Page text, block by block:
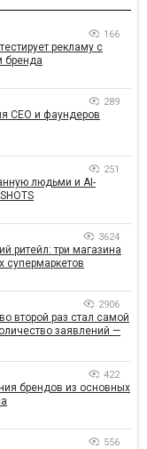
166
рекламу с
бренда
289
CEO и фаундеров
251
людьми и AI-
3624
ритейл: три магазина
супермаркетов
2906
второй раз стал самой
заявлений —
422
брендов из основных
556